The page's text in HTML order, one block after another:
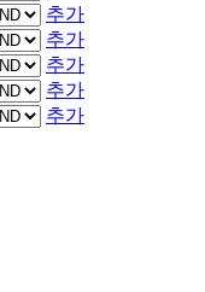
추가
추가
추가
추가
추가